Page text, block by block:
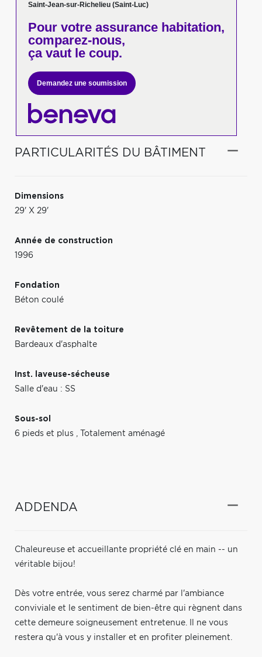
Saint-Jean-sur-Richelieu (Saint-Luc)
Pour votreassurance habitation,
comparez-nous,
ça vaut le coup.
Demandez une soumission
PARTICULARITÉS DU BÂTIMENT
Dimensions
29' X 29'
Année de construction
1996
Fondation
Béton coulé
Revêtement de la toiture
Bardeaux d'asphalte
Inst. laveuse-sécheuse
Salle d'eau : SS
Sous-sol
6 pieds et plus , Totalement aménagé
ADDENDA
Chaleureuse et accueillante propriété clé en main -- un
véritable bijou!
Dès votre entrée, vous serez charmé par l'ambiance
conviviale et le sentiment de bien-être qui règnent dans
cette demeure soigneusement entretenue. Il ne vous
restera qu'à vous y installer et en profiter pleinement.